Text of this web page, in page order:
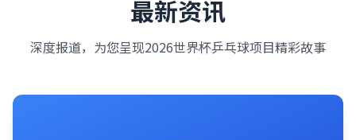
最新资讯
深度报道，为您呈现2026世界杯乒乓球项目精彩故事